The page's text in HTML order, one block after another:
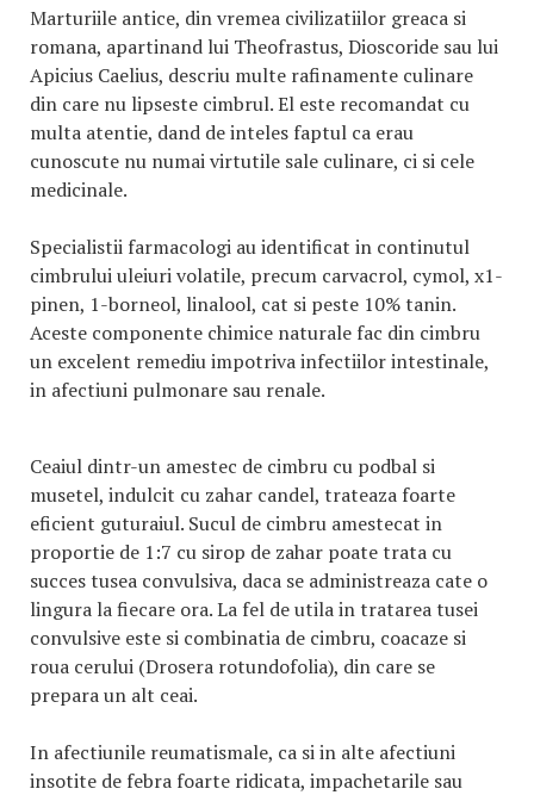
Marturiile antice, din vremea civilizatiilor greaca si
romana, apartinand lui Theofrastus, Dioscoride sau lui
Apicius Caelius, descriu multe rafinamente culinare
din care nu lipseste cimbrul. El este recomandat cu
multa atentie, dand de inteles faptul ca erau
cunoscute nu numai virtutile sale culinare, ci si cele
medicinale.
Specialistii farmacologi au identificat in continutul
cimbrului uleiuri volatile, precum carvacrol, cymol, x1-
pinen, 1-borneol, linalool, cat si peste 10% tanin.
Aceste componente chimice naturale fac din cimbru
un excelent remediu impotriva infectiilor intestinale,
in afectiuni pulmonare sau renale.
Ceaiul dintr-un amestec de cimbru cu podbal si
musetel, indulcit cu zahar candel, trateaza foarte
eficient guturaiul. Sucul de cimbru amestecat in
proportie de 1:7 cu sirop de zahar poate trata cu
succes tusea convulsiva, daca se administreaza cate o
lingura la fiecare ora. La fel de utila in tratarea tusei
convulsive este si combinatia de cimbru, coacaze si
roua cerului (Drosera rotundofolia), din care se
prepara un alt ceai.
In afectiunile reumatismale, ca si in alte afectiuni
insotite de febra foarte ridicata, impachetarile sau